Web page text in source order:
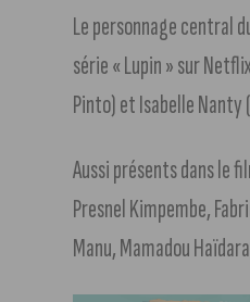
Le personnage central
série « Lupin » sur
Pinto) et Isabelle Nanty
Aussi présents dans le
Presnel Kimpembe,
Manu, Mamadou